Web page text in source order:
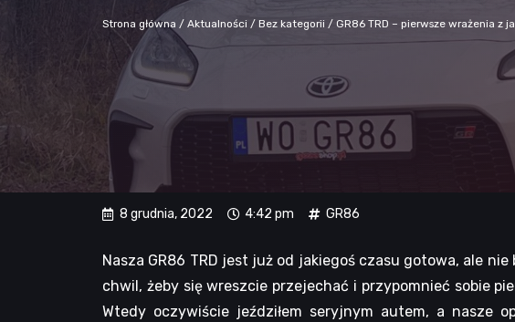
Strona główna / Aktualności / Bez kategorii / GR86 TRD – pierwsze wrażenia z
8 grudnia, 2022 4:42 pm GR86
Nasza GR86 TRD jest już od jakiegoś czasu gotowa, ale
chwil, żeby się wreszcie przejechać i przypomnieć sobie
Wtedy oczywiście jeździłem seryjnym autem, a nasze